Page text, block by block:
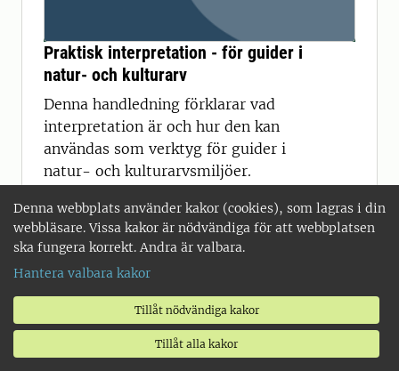
Denna webbplats använder kakor (cookies), som lagras i din
webbläsare. Vissa kakor är nödvändiga för att webbplatsen
ska fungera korrekt. Andra är valbara.
Hantera valbara kakor
Tillåt nödvändiga kakor
Tillåt alla kakor
Praktisk interpretation - för guider i
natur- och kulturarv
Denna handledning förklarar vad
interpretation är och hur den kan
användas som verktyg för guider i
natur- och kulturarvsmiljöer.
övningar och tillvägagångssätt för dig
som vill utveckla din teknik och din
roll som guide.